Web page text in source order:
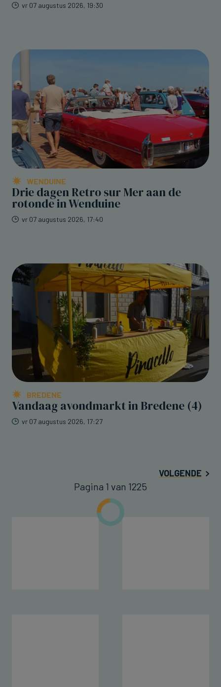
vr 07 augustus 2026, 19:30
WENDUINE
Drie dagen Retro sur Mer aan de
rotonde in Wenduine
vr 07 augustus 2026, 17:40
BREDENE
Vandaag avondmarkt in Bredene (4)
vr 07 augustus 2026, 17:27
VOLGENDE
Pagina 1 van 1225